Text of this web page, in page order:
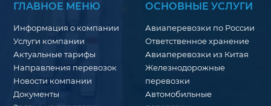
ГЛАВНОЕ МЕНЮ
Информация о компании
Услуги компании
Актуальные тарифы
Направления перевозок
Новости компании
Документы
ОСНОВНЫЕ УСЛУГИ
Авиаперевозки по России
Ответственное хранение
Авиаперевозки из Китая
Железнодорожные
перевозки
Автомобильные